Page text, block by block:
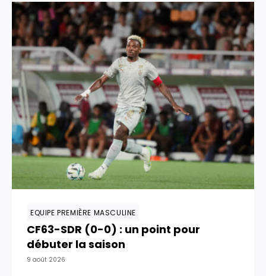
EQUIPE PREMIÈRE MASCULINE
CF63-SDR (0-0) : un point pour
débuter la saison
9 août 2026